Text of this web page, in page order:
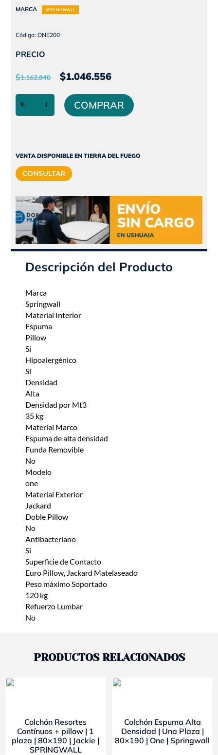
MARCA SPRINGWALL
Código: ONE200
PRECIO
$1.162.840
El
precio
original
era:
$1.046.556El
precio
actual
es:
Colchón
Espuma
King
Size
|
|
One
|
Springwall
cantidad
COMPRAR
VENTA DISPONIBLE EN TIERRA DEL FUEGO
CONSULTAR
Descripción del Producto
Marca
Springwall
Material Interior
Espuma
Pillow
Sí
Hipoalergénico
Sí
Densidad
Alta
Densidad por Mt3
35 kg
Material Marco
Espuma de alta densidad
Funda Removible
No
Modelo
one
Material Exterior
Jackard
Doble Pillow
No
Antibacteriano
Sí
Superficie de Contacto
Euro Pillow, Jackard Matelaseado
Peso máximo Soportado
120 kg
Refuerzo Lumbar
No
PRODUCTOS RELACIONADOS
Colchón Resortes
Contínuos + pillow | 1
plaza | 80×190 | Jackie |
SPRINGWALL
Colchón Espuma Alta
Densidad | Una Plaza |
80×190 | One | Springwall